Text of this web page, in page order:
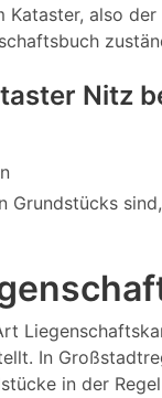
also
Nitz
In
in der